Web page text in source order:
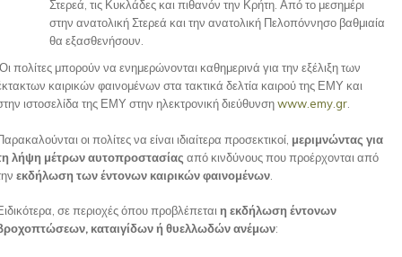
Στερεά, τις Κυκλάδες και πιθανόν την Κρήτη. Από το μεσημέρι
στην ανατολική Στερεά και την ανατολική Πελοπόννησο βαθμιαία
θα εξασθενήσουν.
πολίτες μπορούν να ενημερώνονται καθημερινά για την εξέλιξη των
καιρικών φαινομένων στα τακτικά δελτία καιρού της ΕΜΥ και
ιστοσελίδα της ΕΜΥ στην ηλεκτρονική διεύθυνσηwww.emy.gr.
οι πολίτες να είναι ιδιαίτερα προσεκτικοί, μεριμνώντας για
λήψη μέτρων αυτοπροστασίας από κινδύνους που προέρχονται από
εκδήλωση των έντονων καιρικών φαινομένων
σε περιοχές όπου προβλέπεταιη εκδήλωση έντονων
καταιγίδων ή θυελλωδών ανέμων: